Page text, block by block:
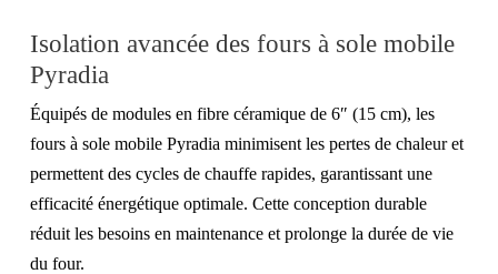
Isolation avancée des fours à sole mobile
Pyradia
Équipés de modules en fibre céramique de 6″ (15 cm), les
fours à sole mobile Pyradia minimisent les pertes de chaleur et
permettent des cycles de chauffe rapides, garantissant une
efficacité énergétique optimale. Cette conception durable
réduit les besoins en maintenance et prolonge la durée de vie
du four.